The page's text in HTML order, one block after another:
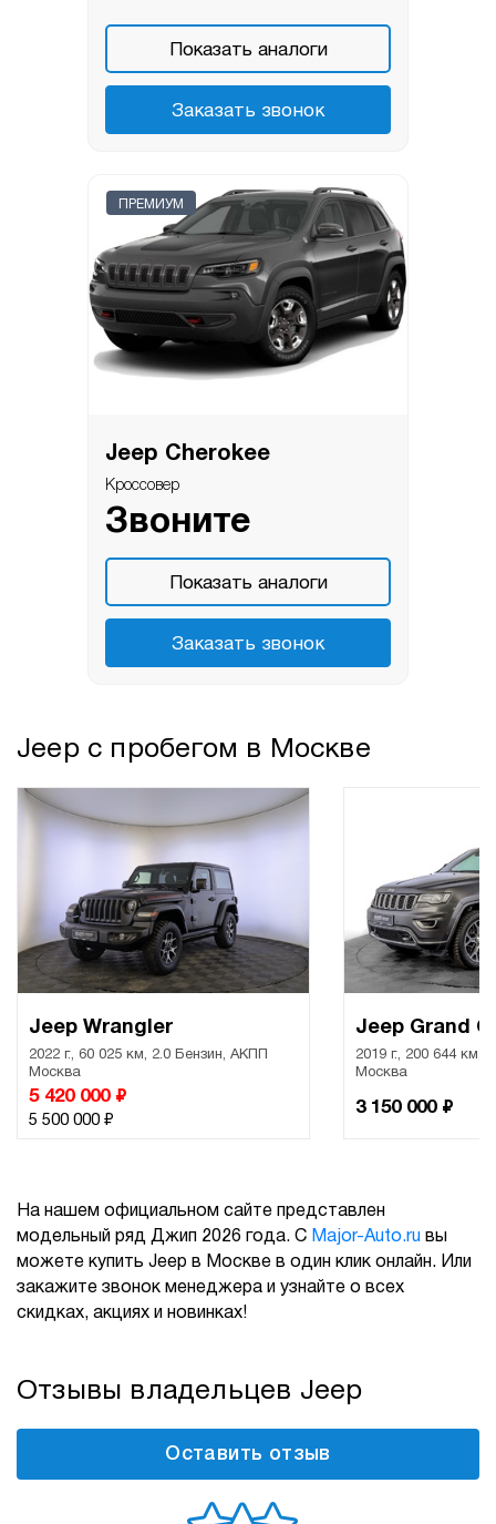
Показать аналоги
Заказать звонок
ПРЕМИУМ
Jeep Cherokee
Кроссовер
Звоните
Показать аналоги
Заказать звонок
Jeep с пробегом в Москве
Jeep Wrangler
2022 г., 60 025 км, 2.0 Бензин, АКПП
Москва
5 420 000 ₽
5 500 000 ₽
Jeep Grand
2019 г., 200 644 км,
Москва
3 150 000 ₽
На нашем официальном сайте представлен
модельный ряд Джип 2026 года. С Major-Auto.ru вы
можете купить Jeep в Москве в один клик онлайн. Или
закажите звонок менеджера и узнайте о всех
скидках, акциях и новинках!
Отзывы владельцев Jeep
Оставить отзыв